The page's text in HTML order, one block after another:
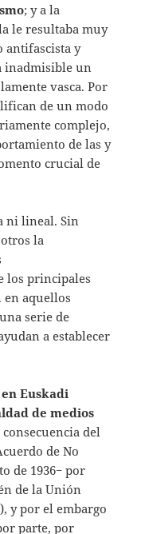
; y a la
le resultaba muy
antifascista y
inadmisible un
vasca. Por
de un modo
complejo,
de las y
crucial de
ni lineal. Sin
la
los principales
en aquellos
serie de
a establecer
Euskadi
de medios
del
de No
de 1936− por
de la Unión
y por el embargo
parte, por